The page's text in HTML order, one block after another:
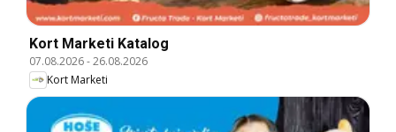
Kort Marketi Katalog
07.08.2026-26.08.2026
Kort Marketi